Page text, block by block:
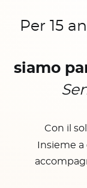
Per 15
siamo
Con il
Insieme